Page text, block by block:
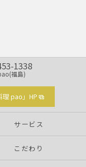
1338
福島)
理 pao」HP
サービス
こだわり